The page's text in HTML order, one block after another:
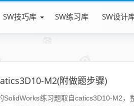
SW技巧库 SW练习库 SW设计
M2(附做题步骤)
SolidWorks练习题取自catics3D10-M2，